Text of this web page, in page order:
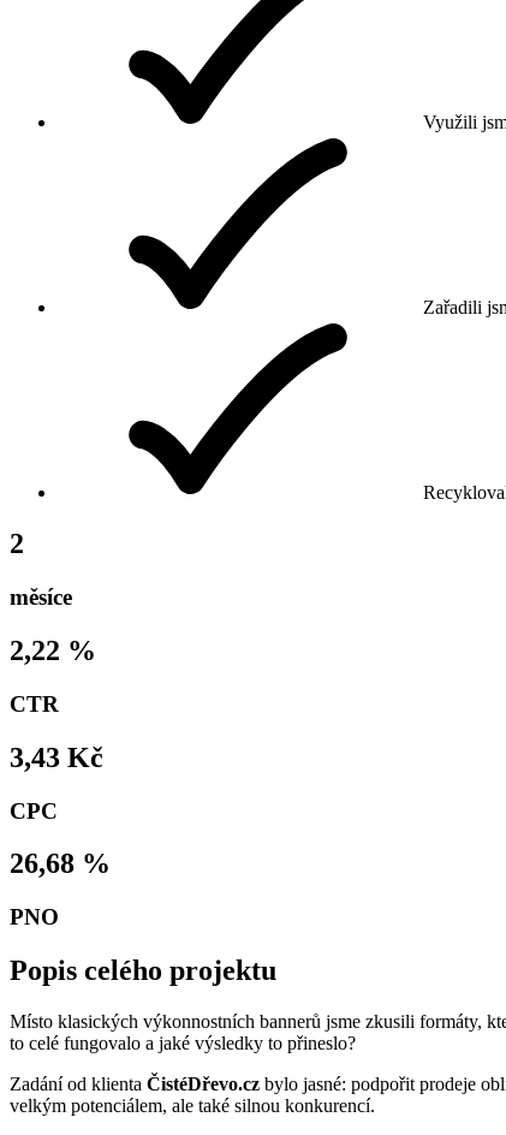
Využili
Zařadili
2
měsíce
2,22 %
CTR
3,43 Kč
CPC
26,68 %
PNO
Popis celého projektu
Místo klasických výkonnostních bannerů jsme zkusili formáty,
to celé fungovalo a jaké výsledky to přineslo?
Zadání od klienta ČistéDřevo.cz bylo jasné: podpořit prodeje
velkým potenciálem, ale také silnou konkurencí.